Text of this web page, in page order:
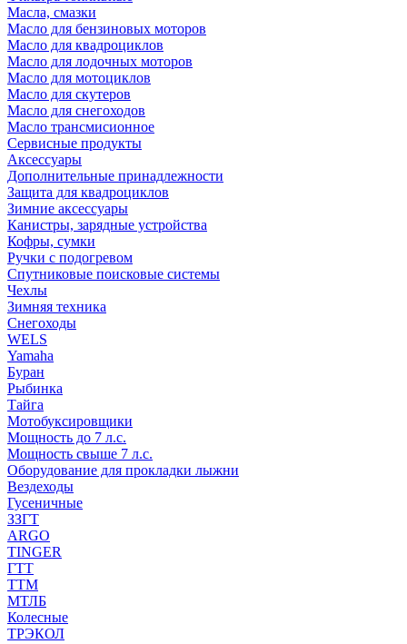
Масла, смазки
Масло для бензиновых моторов
Масло для квадроциклов
Масло для лодочных моторов
Масло для мотоциклов
Масло для скутеров
Масло для снегоходов
Масло трансмисионное
Сервисные продукты
Аксессуары
Дополнительные принадлежности
Защита для квадроциклов
Зимние аксессуары
Канистры, зарядные устройства
Кофры, сумки
Ручки с подогревом
Спутниковые поисковые системы
Чехлы
Зимняя техника
Снегоходы
WELS
Yamaha
Буран
Рыбинка
Тайга
Мотобуксировщики
Мощность до 7 л.с.
Мощность свыше 7 л.с.
Оборудование для прокладки лыжни
Вездеходы
Гусеничные
ЗЗГТ
ARGO
TINGER
ГТТ
ТТМ
МТЛБ
Колесные
ТРЭКОЛ